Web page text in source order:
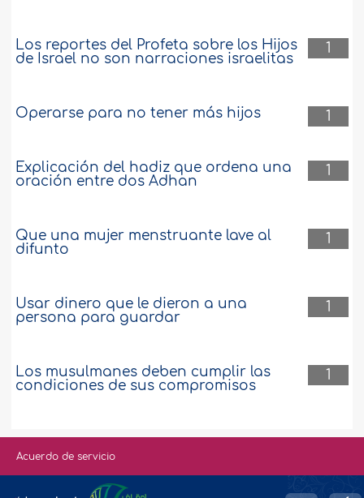
1
Los reportes del Profeta sobre los Hijos
de Israel no son narraciones israelitas
1
Operarse para no tener más hijos
1
Explicación del hadiz que ordena una
oración entre dos Adhan
1
Que una mujer menstruante lave al
difunto
1
Usar dinero que le dieron a una
persona para guardar
1
Los musulmanes deben cumplir las
condiciones de sus compromisos
Acuerdo de servicio